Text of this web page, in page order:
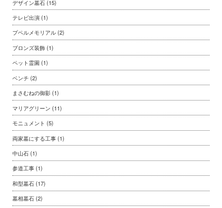
デザイン墓石(15)
テレビ出演(1)
プペルメモリアル(2)
ブロンズ装飾(1)
ペット霊園 (1)
ベンチ (2)
まさむねの御影(1)
マリアグリーン (11)
モニュメント (5)
両家墓にする工事(1)
中山石(1)
参道工事(1)
和型墓石(17)
墓相墓石(2)